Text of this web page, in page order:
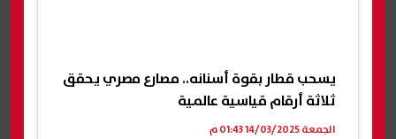
يسحب قطار بقوة أسنانه.. مصارع مصري يحقق
ثلاثة أرقام قياسية عالمية
الجمعة 14/03/2025 01:43 م